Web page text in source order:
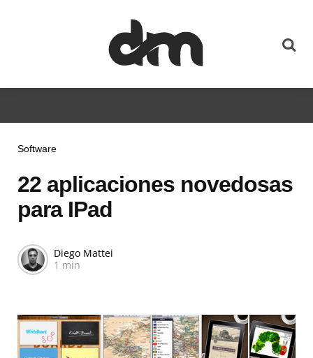
Software
22 aplicaciones novedosas
para IPad
Diego Mattei
1 min